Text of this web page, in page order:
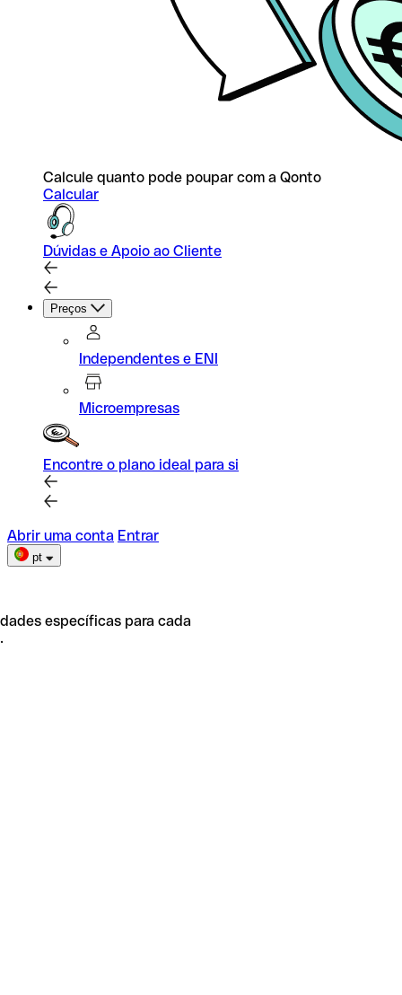
Calcule quanto pode poupar com a Qonto
Calcular
Dúvidas e Apoio ao Cliente
Preços
Independentes e ENI
Microempresas
Encontre o plano ideal para si
Abrir uma conta Entrar
pt
específicas para cada